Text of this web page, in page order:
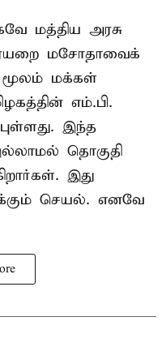
மத்திய அரசு
மசோதாவைக்
மூலம் மக்கள்
எம்.பி.
இந்த
தொகுதி
இது
செயல். எனவே